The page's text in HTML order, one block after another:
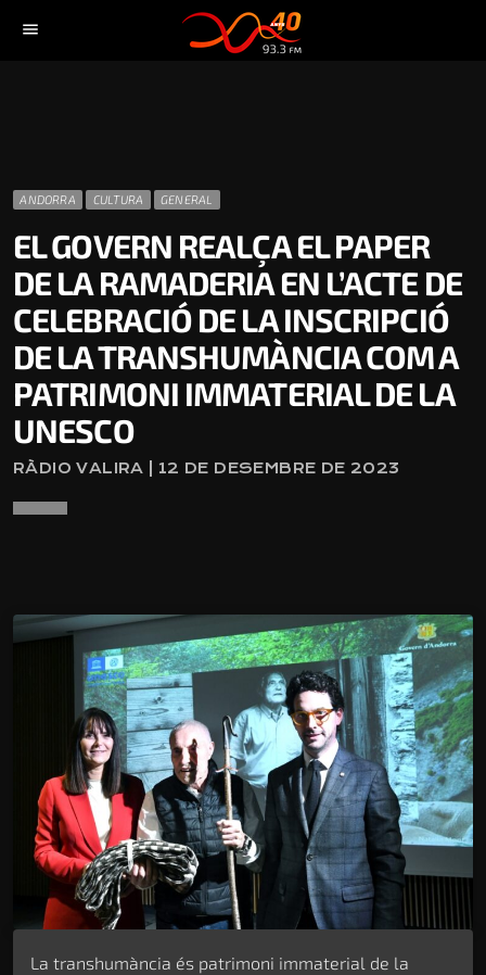
menu
ANDORRA CULTURA GENERAL
EL GOVERN REALÇA EL PAPER
DE LA RAMADERIA EN L’ACTE DE
CELEBRACIÓ DE LA INSCRIPCIÓ
DE LA TRANSHUMÀNCIA COM A
PATRIMONI IMMATERIAL DE LA
UNESCO
RÀDIO VALIRA | 12 DE DESEMBRE DE 2023
La transhumància és patrimoni immaterial de la